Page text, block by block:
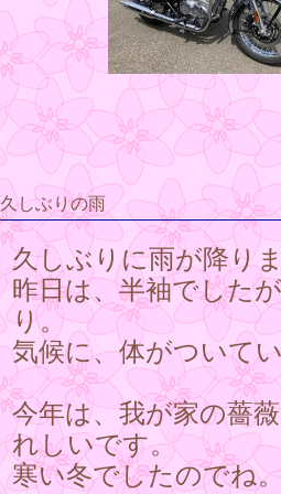
久しぶりの雨
久しぶりに雨が降り
昨日は、半袖でした
り。
気候に、体がついて
今年は、我が家の薔
れしいです。
寒い冬でしたのでね